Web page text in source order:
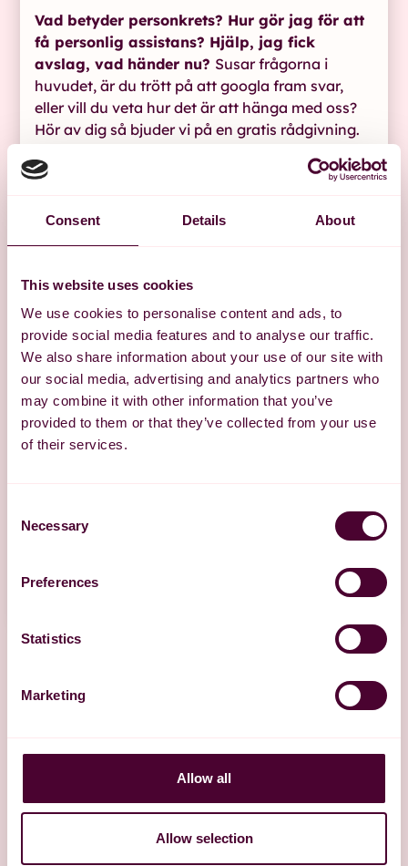
Consent Details About
This website uses cookies
We use cookies to personalise content and ads, to
provide social media features and to analyse our traffic.
We also share information about your use of our site with
our social media, advertising and analytics partners who
may combine it with other information that you’ve
provided to them or that they’ve collected from your use
of their services.
Selection
Necessary
Preferences
Statistics
Marketing
Allow all
Allow selection
Vad betyder personkrets? Hur gör jag för att
få personlig assistans? Hjälp, jag fick
avslag, vad händer nu? Susar frågorna i
huvudet, är du trött på att googla fram svar,
eller vill du veta hur det är att hänga med oss?
Hör av dig så bjuder vi på en gratis rådgivning.